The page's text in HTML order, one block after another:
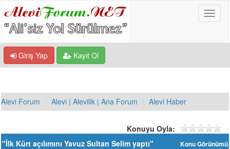
Giriş Yap Kayıt Ol
Alevi Forum Alevi | Alevilik | Ana Forum Alevi Haber
Konuyu Oyla:
Konu Görünümü
"İlk Kürt açılımını Yavuz Sultan Selim yaptı"